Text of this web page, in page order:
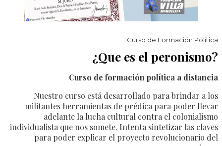
Curso de Formación Política
¿Que es el peronismo?
Curso de formación política a distancia
Nuestro curso está desarrollado para brindar a los
militantes herramientas de prédica para poder llevar
adelante la lucha cultural contra el colonialismo
individualista que nos somete. Intenta sintetizar las claves
para poder explicar el proyecto revolucionario del